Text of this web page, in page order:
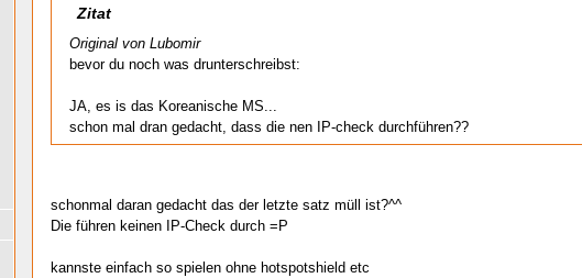
Zitat
Original von Lubomir
bevor du noch was drunterschreibst:
JA, es is das Koreanische MS...
schon mal dran gedacht, dass die nen IP-check durchführen??
schonmal daran gedacht das der letzte satz müll ist?^^
Die führen keinen IP-Check durch =P
kannste einfach so spielen ohne hotspotshield etc